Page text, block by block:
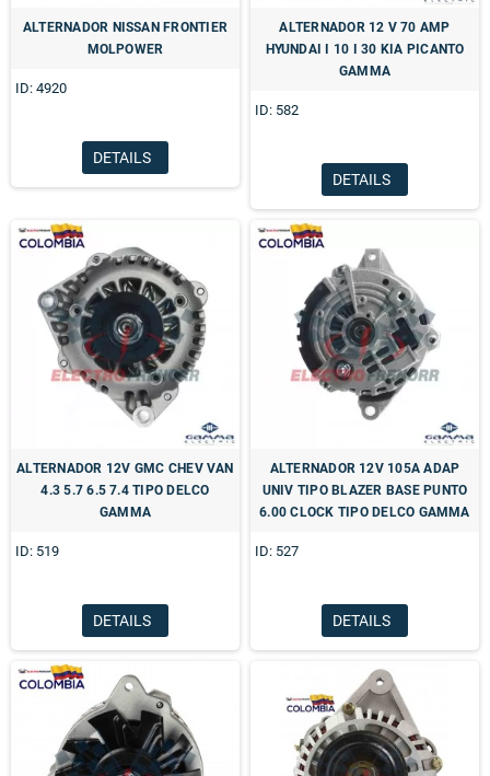
ALTERNADOR NISSAN FRONTIER
MOLPOWER
ID: 4920
DETAILS
ALTERNADOR 12 V 70 AMP
HYUNDAI I 10 I 30 KIA PICANTO
GAMMA
ID: 582
DETAILS
ALTERNADOR 12V GMC CHEV VAN
4.3 5.7 6.5 7.4 TIPO DELCO
GAMMA
ID: 519
DETAILS
ALTERNADOR 12V 105A ADAP
UNIV TIPO BLAZER BASE PUNTO
6.00 CLOCK TIPO DELCO GAMMA
ID: 527
DETAILS